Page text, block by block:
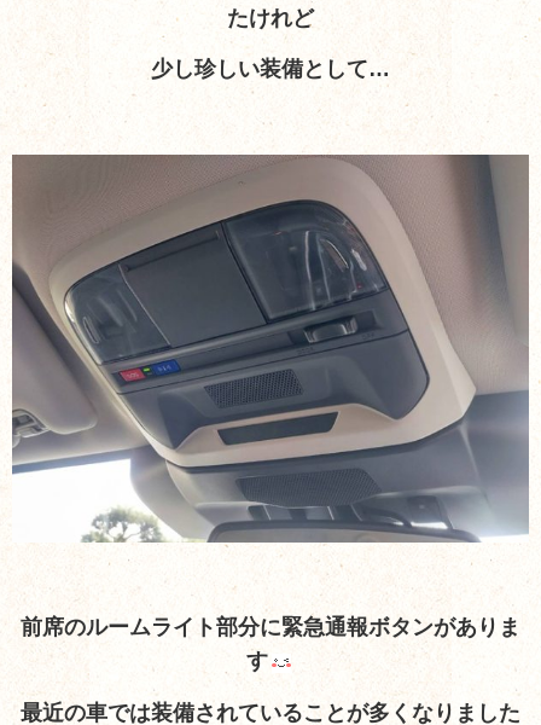
たけれど
少し珍しい装備として…
前席のルームライト部分に緊急通報ボタンがありま
す
最近の車では装備されていることが多くなりました